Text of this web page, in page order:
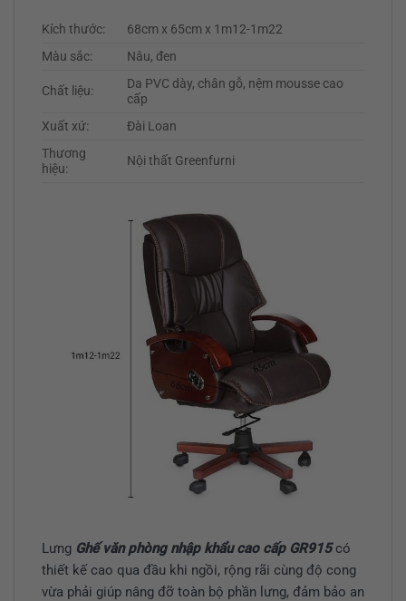
Kích thước:
68cm x 65cm x 1m12-1m22
Màu sắc:
Nâu, đen
Chất liệu:
Da PVC dày, chân gỗ, nệm mousse cao
cấp
Xuất xứ:
Đài Loan
Thương
hiệu:
Nội thất Greenfurni
Lưng Ghế văn phòng nhập khẩu cao cấp GR915có
thiết kế cao qua đầu khi ngồi, rộng rãi cùng độ cong
vừa phải giúp nâng đỡ toàn bộ phần lưng, đảm bảo an